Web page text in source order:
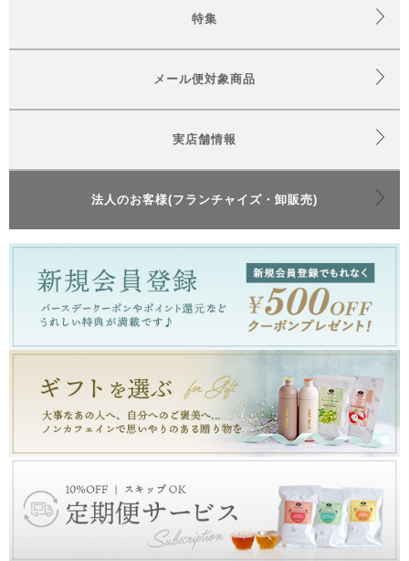
特集
メール便対象商品
実店舗情報
法人のお客様(フランチャイズ・卸販売)